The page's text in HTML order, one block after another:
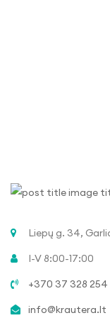
Liepų g. 34,
I-V 8:00-17:00
+370 37 328 254
info@krautera.lt